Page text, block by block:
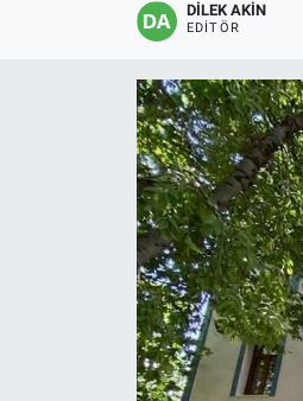
DİLEK AKİN
EDITÖR
EĞİTİM
ÖZEL HABER
POLİTİKA
SAĞLIK
TEKNOLOJİ